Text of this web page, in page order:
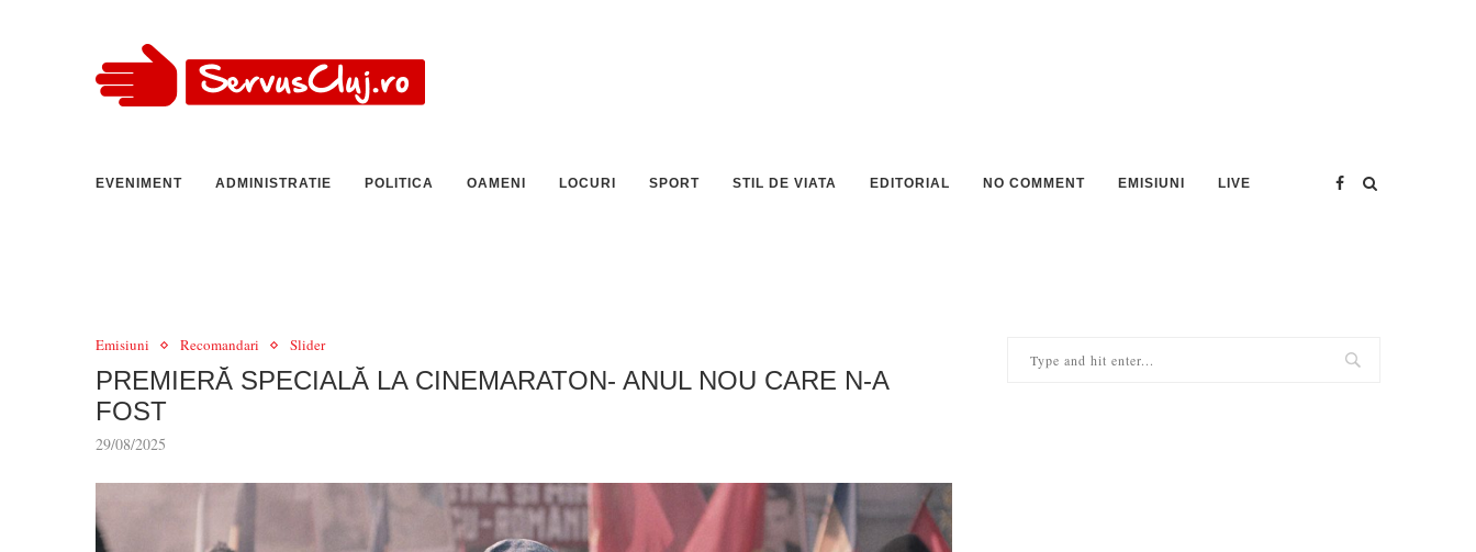
EVENIMENT ADMINISTRATIE POLITICA OAMENI LOCURI SPORT STIL DE VIATA EDITORIAL NO COMMENT EMISIUNI LIVE
Emisiuni Recomandari Slider
PREMIERĂ SPECIALĂ LA CINEMARATON- ANUL NOU CARE N-A
FOST
29/08/2025